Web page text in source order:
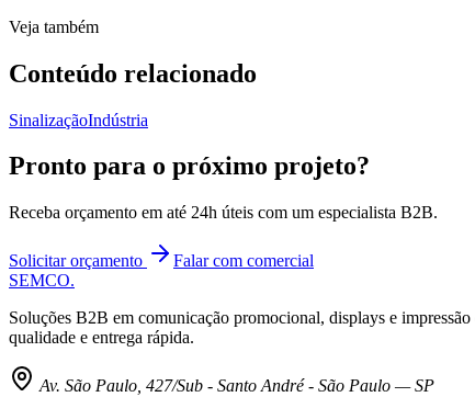
Veja também
Conteúdo relacionado
SinalizaçãoIndústria
Pronto para o próximo projeto?
Receba orçamento em até 24h úteis com um especialista B2B.
Solicitar orçamento
Falar com comercial
SEMCO.
Soluções B2B em comunicação promocional, displays e
qualidade e entrega rápida.
Av. São Paulo, 427/Sub - Santo André - São Paulo — SP